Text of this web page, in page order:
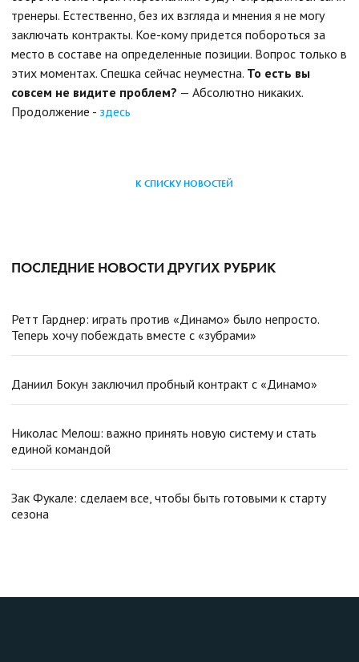
тренеры. Естественно, без их взгляда и мнения я не могу
заключать контракты. Кое-кому придется побороться за
место в составе на определенные позиции. Вопрос только в
этих моментах. Спешка сейчас неуместна. То есть вы
совсем не видите проблем? — Абсолютно никаких.
Продолжение - здесь
К СПИСКУ НОВОСТЕЙ
ПОСЛЕДНИЕ НОВОСТИ ДРУГИХ РУБРИК
Ретт Гарднер: играть против «Динамо» было непросто.
Теперь хочу побеждать вместе с «зубрами»
Даниил Бокун заключил пробный контракт с «Динамо»
Николас Мелош: важно принять новую систему и стать
единой командой
Зак Фукале: сделаем все, чтобы быть готовыми к старту
сезона